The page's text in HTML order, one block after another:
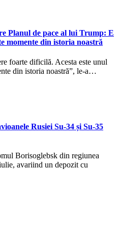
Planul de pace al lui Trump: E
momente din istoria noastră
foarte dificilă. Acesta este unul
din istoria noastră”, le-a…
Rusiei Su-34 și Su-35
Borisoglebsk din regiunea
avariind un depozit cu